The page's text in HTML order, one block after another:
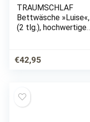
TRAUMSCHLAF
Bettwäsche »Luise«,
(2 tlg.), hochwertige
€42,95